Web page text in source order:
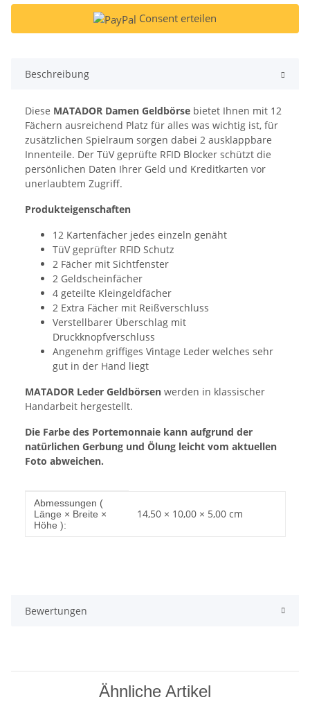
Consent erteilen
Beschreibung
Diese MATADOR Damen Geldbörse bietet Ihnen mit 12
Fächern ausreichend Platz für alles was wichtig ist, für
zusätzlichen Spielraum sorgen dabei 2 ausklappbare
Innenteile. Der TüV geprüfte RFID Blocker schützt die
persönlichen Daten Ihrer Geld und Kreditkarten vor
unerlaubtem Zugriff.
Produkteigenschaften
12 Kartenfächer jedes einzeln genäht
TüV geprüfter RFID Schutz
2 Fächer mit Sichtfenster
2 Geldscheinfächer
4 geteilte Kleingeldfächer
2 Extra Fächer mit Reißverschluss
Verstellbarer Überschlag mit
Druckknopfverschluss
Angenehm griffiges Vintage Leder welches sehr
gut in der Hand liegt
MATADOR Leder Geldbörsen werden in klassischer
Handarbeit hergestellt.
Die Farbe des Portemonnaie kann aufgrund der
natürlichen Gerbung und Ölung leicht vom aktuellen
Foto abweichen.
Produkteigenschaft
Wert
Abmessungen (
Länge × Breite ×
Höhe ):
14,50 × 10,00 × 5,00 cm
Bewertungen
Ähnliche Artikel